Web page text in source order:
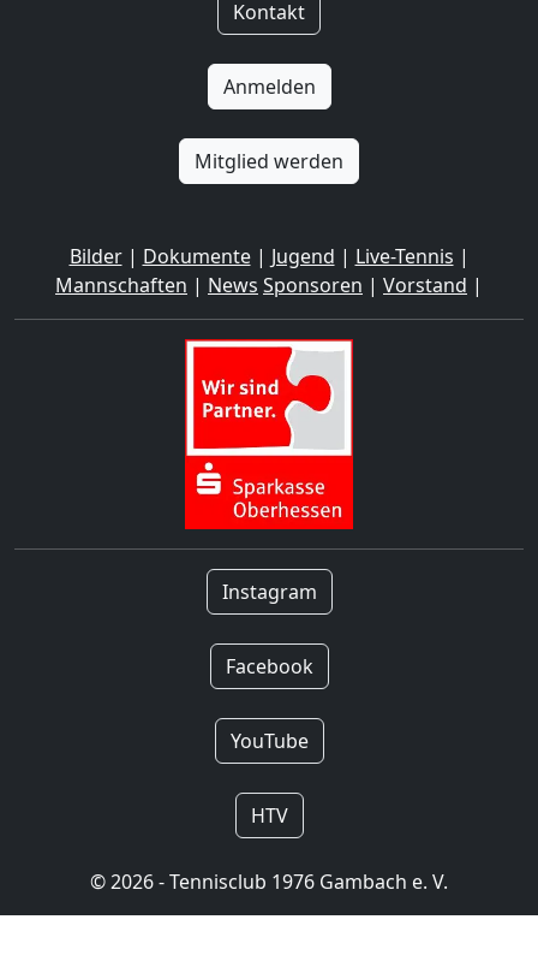
Kontakt
Anmelden
Mitglied werden
Bilder| Dokumente| Jugend | Live-Tennis |
Mannschaften | News Sponsoren | Vorstand |
Instagram
Facebook
YouTube
HTV
© 2026 - Tennisclub 1976 Gambach e. V.